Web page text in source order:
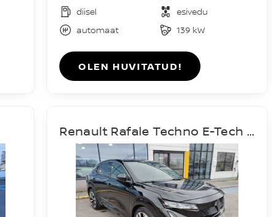
diisel
esivedu
automaat
139 kW
OLEN HUVITATUD!
Renault Rafale Techno E-Tech Hybrid 200